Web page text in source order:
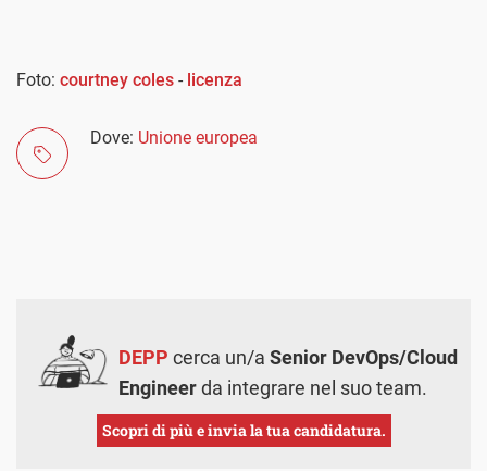
Foto: courtney coles - licenza
Dove: Unione europea
DEPP cerca un/a Senior DevOps/Cloud
Engineerda integrare nel suo team.
Scopri di più e invia la tua candidatura.